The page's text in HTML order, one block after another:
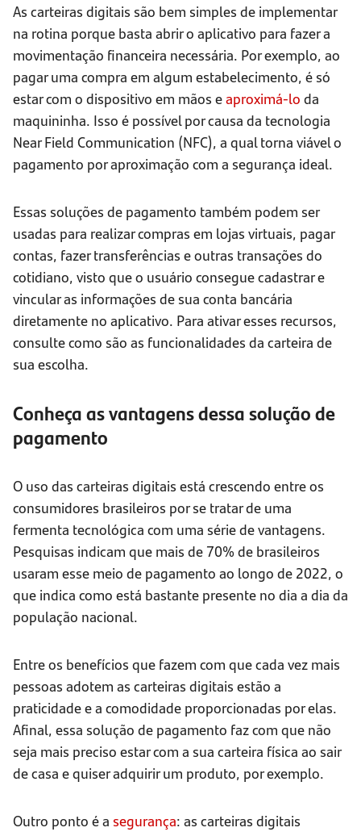
As carteiras digitais são bem simples de implementar
na rotina porque basta abrir o aplicativo para fazer a
movimentação financeira necessária. Por exemplo, ao
pagar uma compra em algum estabelecimento, é só
estar com o dispositivo em mãos eaproximá-lo da
maquininha. Isso é possível por causa da tecnologia
Near Field Communication (NFC), a qual torna viável o
pagamento por aproximação com a segurança ideal.
Essas soluções de pagamento também podem ser
usadas para realizar compras em lojas virtuais, pagar
contas, fazer transferências e outras transações do
cotidiano, visto que o usuário consegue cadastrar e
vincular as informações de sua conta bancária
diretamente no aplicativo. Para ativar esses recursos,
consulte como são as funcionalidades da carteira de
sua escolha.
Conheça as vantagens dessa solução de
pagamento
O uso das carteiras digitais está crescendo entre os
consumidores brasileiros por se tratar de uma
fermenta tecnológica com uma série de vantagens.
Pesquisas indicam que mais de 70% de brasileiros
usaram esse meio de pagamento ao longo de 2022, o
que indica como está bastante presente no dia a dia da
população nacional.
Entre os benefícios que fazem com que cada vez mais
pessoas adotem as carteiras digitais estão a
praticidade e a comodidade proporcionadas por elas.
Afinal, essa solução de pagamento faz com que não
seja mais preciso estar com a sua carteira física ao sair
de casa e quiser adquirir um produto, por exemplo.
Outro ponto é a segurança: as carteiras digitais